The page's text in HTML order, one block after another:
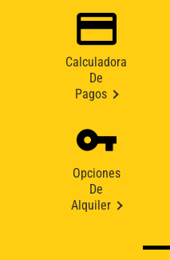
Calculadora
De
Pagos
Opciones
De
Alquiler